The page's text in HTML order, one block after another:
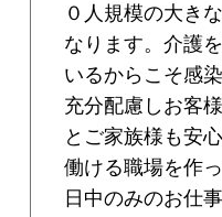
０人規模の大き
なります。介護
いるからこそ感
充分配慮しお客
とご家族様も安
働ける職場を作
日中のみのお仕